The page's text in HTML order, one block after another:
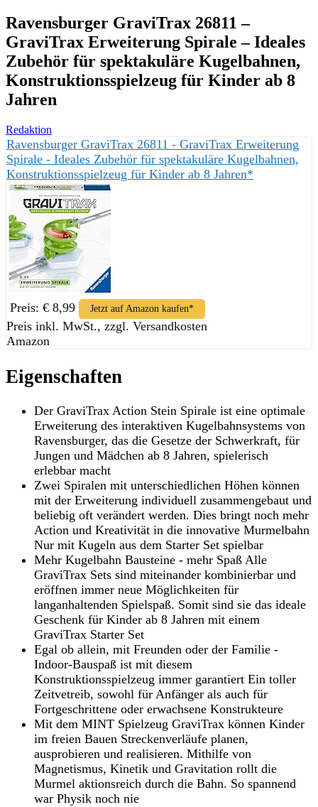
Ravensburger GraviTrax 26811 –
GraviTrax Erweiterung Spirale – Ideales
Zubehör für spektakuläre Kugelbahnen,
Konstruktionsspielzeug für Kinder ab 8
Jahren
Redaktion
Ravensburger GraviTrax 26811 - GraviTrax Erweiterung
Spirale - Ideales Zubehör für spektakuläre Kugelbahnen,
Konstruktionsspielzeug für Kinder ab 8 Jahren*
Preis: € 8,99 Jetzt auf Amazon kaufen*
Preis inkl. MwSt., zzgl. Versandkosten
Amazon
Eigenschaften
Der GraviTrax Action Stein Spirale ist eine optimale
Erweiterung des interaktiven Kugelbahnsystems von
Ravensburger, das die Gesetze der Schwerkraft, für
Jungen und Mädchen ab 8 Jahren, spielerisch
erlebbar macht
Zwei Spiralen mit unterschiedlichen Höhen können
mit der Erweiterung individuell zusammengebaut und
beliebig oft verändert werden. Dies bringt noch mehr
Action und Kreativität in die innovative Murmelbahn
Nur mit Kugeln aus dem Starter Set spielbar
Mehr Kugelbahn Bausteine - mehr Spaß Alle
GraviTrax Sets sind miteinander kombinierbar und
eröffnen immer neue Möglichkeiten für
langanhaltenden Spielspaß. Somit sind sie das ideale
Geschenk für Kinder ab 8 Jahren mit einem
GraviTrax Starter Set
Egal ob allein, mit Freunden oder der Familie -
Indoor-Bauspaß ist mit diesem
Konstruktionsspielzeug immer garantiert Ein toller
Zeitvetreib, sowohl für Anfänger als auch für
Fortgeschrittene oder erwachsene Konstrukteure
Mit dem MINT Spielzeug GraviTrax können Kinder
im freien Bauen Streckenverläufe planen,
ausprobieren und realisieren. Mithilfe von
Magnetismus, Kinetik und Gravitation rollt die
Murmel aktionsreich durch die Bahn. So spannend
war Physik noch nie